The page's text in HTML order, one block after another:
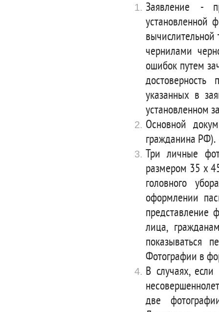
Заявление -
установленной
чернилами
ошибок путем
указанных в
установленном
Основной
гражданина РФ).
Три личные
размером 35 x
головного
оформлении
представление
лица,
показываться
Фотографии в
В случаях,
две